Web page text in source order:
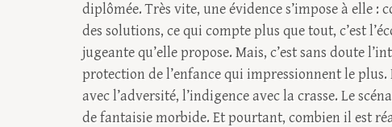
diplômée. Très vite, une évidence s’impose à elle
des solutions, ce qui compte plus que tout, c’est
jugeante qu’elle propose. Mais, c’est sans doute
protection de l’enfance qui impressionnent le
avec l’adversité, l’indigence avec la crasse. Le
de fantaisie morbide. Et pourtant, combien il est